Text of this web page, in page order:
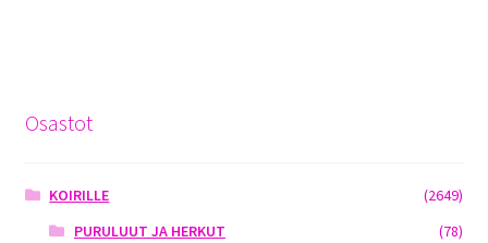
Osastot
KOIRILLE
(2649)
PURULUUT JA HERKUT
(78)